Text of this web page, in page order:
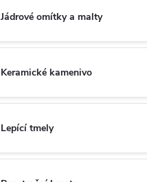
Jádrové omítky a malty
Keramické kamenivo
Lepící tmely